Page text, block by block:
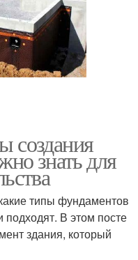
создания
знать для
типы фундаментов
подходят. В этом посте
здания, который